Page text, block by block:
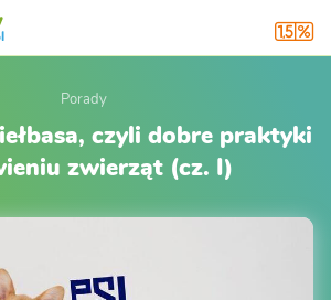
Porady
czyli dobre praktyki
zwierząt (cz. I)